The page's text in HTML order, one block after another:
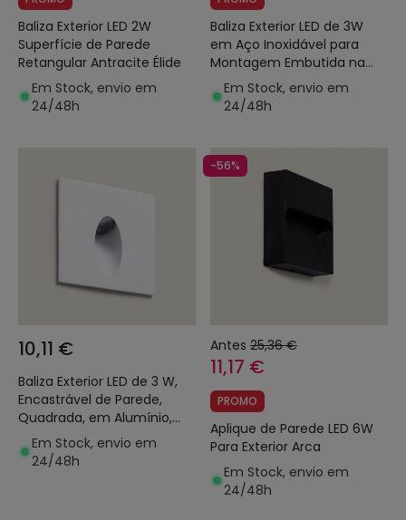
Baliza Exterior LED 2W
Superfície de Parede
Retangular Antracite Élide
Em Stock, envio em
24/48h
Baliza Exterior LED de 3W
em Aço Inoxidável para
Montagem Embutida na
Parede Elis
Em Stock, envio em
24/48h
10,11 €
Baliza Exterior LED de 3 W,
Encastrável de Parede,
Quadrada, em Alumínio,
Adam
Em Stock, envio em
24/48h
-56%
Antes 25,36 €
11,17 €
PROMO
Aplique de Parede LED 6W
Para Exterior Arca
Em Stock, envio em
24/48h